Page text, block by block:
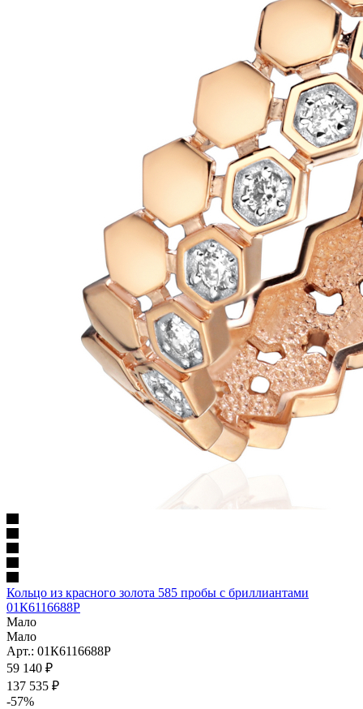
Кольцо из красного золота 585 пробы с бриллиантами
01К6116688Р
Мало
Мало
Арт.: 01К6116688Р
59 140 ₽
137 535 ₽
-57%